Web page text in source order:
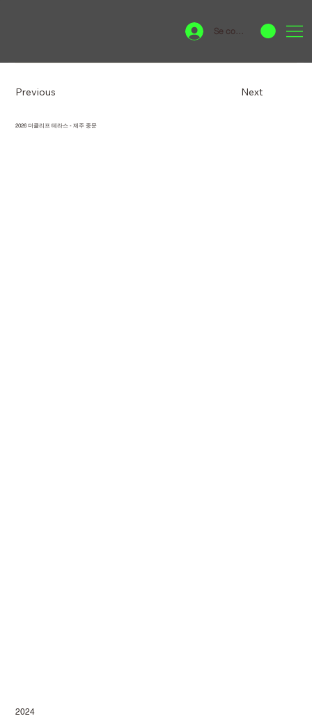
Se connecter
Previous Next
2026 더클리프 테라스 - 제주 중문
2024